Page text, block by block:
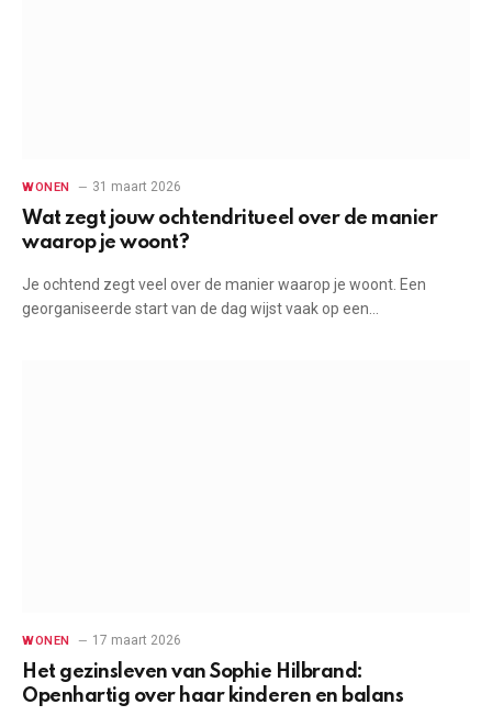
WONEN 31 maart 2026
Wat zegt jouw ochtendritueel over de manier
waarop je woont?
Je ochtend zegt veel over de manier waarop je woont. Een
georganiseerde start van de dag wijst vaak op een…
WONEN 17 maart 2026
Het gezinsleven van Sophie Hilbrand:
Openhartig over haar kinderen en balans